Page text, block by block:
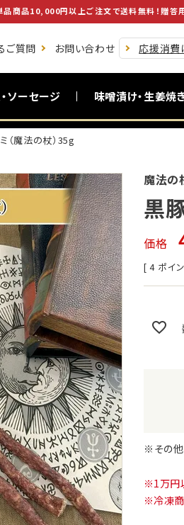
商品10,000円以上ご注文で送料無料！贈答
ご質問 お問い合わせ 応援消費
ソーセージ 味噌漬け・生姜焼
（魔法の杖）35g
魔法の
黒
価格
[ 4 ポイ
※その他
1万円
冷凍